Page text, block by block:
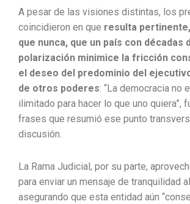
A pesar de las visiones distintas, los
coincidieron en que resulta
que nunca, que un país con décadas
polarización minimice la fricción
el deseo del predominio del
de otros poderes: “La democracia no
ilimitado para hacer lo que uno quiera”,
frases que resumió ese punto
discusión.
La Rama Judicial, por su parte,
para enviar un mensaje de tranquilidad
asegurando que esta entidad aún